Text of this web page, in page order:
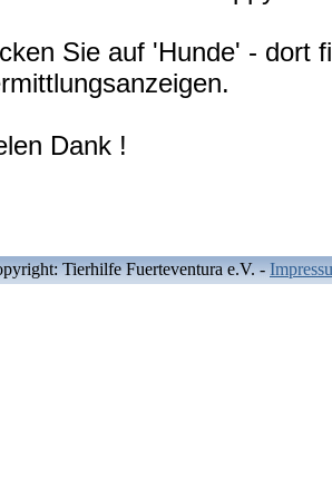
Sie auf 'Hunde' - dort
Dank !
Tierhilfe Fuerteventura e.V.-